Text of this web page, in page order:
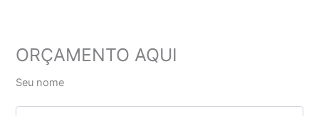
ORÇAMENTO AQUI
Seu nome